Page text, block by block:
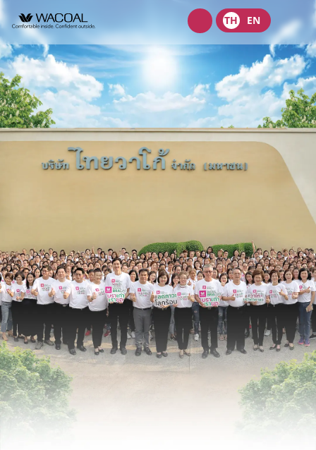
Wacoal
shop
TH EN
เกี่ยวกับเรา
วิสัยทัศน์ พันธกิจ และค่านิยม
ประวัติความเป็นมา
ลักษณะการประกอบธุรกิจ
โครงสร้างองค์กร
คณะกรรมการ
ผลิตภัณฑ์
ชุดชั้นในสตรี
ชุดเด็ก
ชุดชั้นนอกสตรี
นักลงทุนสัมพันธ์
หน้าแรกนักลงทุนสัมพันธ์
ข้อมูลองค์กร
ข้อมูลสำหรับผู้ถือหุ้น
ข่าวสารเพื่อนักลงทุน
ข้อมูลนำเสนอ
สอบถามข้อมูลนักลงทุน
การกำกับดูแลกิจการ
รายงานคณะกรรมการธรรมาภิบาลและการพัฒนาเพื่อความยั่งยืน
นโยบายการแจ้งเบาะแสหรือข้อร้องเรียน
นโยบายการกำกับดูแลบริษัทย่อยและบริษัทร่วม
นโยบายการสรรหากรรมการบริษัทและผู้บริหารระดับสูง
นโยบายการบริหารความเสี่ยง
นโยบายด้านภาษี
นโยบายด้านสิทธิมนุษยชน
นโยบายความเป็นส่วนตัว
นโยบายความมั่นคงปลอดภัยของข้อมูลและระบบคอมพิวเตอร์
นโยบายการสื่อสารการตลาด
นโยบายด้านสังคม
นโยบายด้านสิ่งแวดล้อม
การขับเคลื่อนธุรกิจเพื่อความยั่งยืน
การบริหารจัดการห่วงโซ่คุณค่าของธุรกิจ
ติดต่อ
บริษัท ไทยวาโก้ จำกัด (มหาชน)
บริษัท วาโก้ศรีราชา จำกัด
บริษัท วาโก้ลำพูน จำกัด
บริษัท วาโก้กบินทร์บุรี จำกัด
บริษัท ภัทยากบินทร์บุรี จำกัด
บริษัท โทรา 1010 จำกัด
บริษัท วาโก้แม่สอด จำกัด